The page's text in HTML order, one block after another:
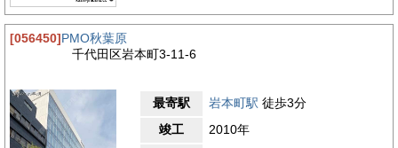
駅からの距離
設備
耐震性
エントランス
[056450]PMO秋葉原
千代田区岩本町3-11-6
最寄駅 岩本町駅 徒歩3分
竣工
2010年